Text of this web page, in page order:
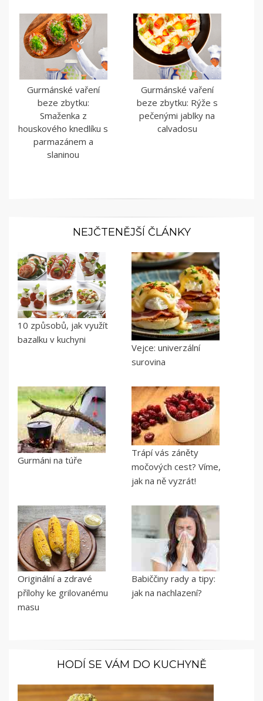
Gurmánské vaření
beze zbytku:
Smaženka z
houskového knedlíku s
parmazánem a
slaninou
Gurmánské vaření
beze zbytku: Rýže s
pečenými jablky na
calvadosu
NEJČTENĚJŠÍ ČLÁNKY
10 způsobů, jak využít
bazalku v kuchyni
Vejce: univerzální
surovina
Gurmáni na túře
Trápí vás záněty
močových cest? Víme,
jak na ně vyzrát!
Originální a zdravé
přílohy ke grilovanému
masu
Babiččiny rady a tipy:
jak na nachlazení?
HODÍ SE VÁM DO KUCHYNĚ